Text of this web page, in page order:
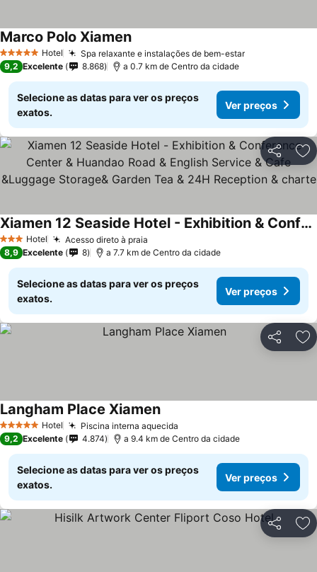
5 Estrelas Hotel Spa relaxante e instalações de bem-estar
Marco Polo Xiamen
9,2 Excelente 8.868 a 0.7 km de Centro da cidade
Selecione as datas para ver os preços
exatos.
Ver preços
Partilhar
3 EstrelasHotel Acesso direto à praia
Xiamen 12 Seaside Hotel - Exhibition & Conference Center & Huandao Road & English Service & Cafe &Luggage Storage& Garden Tea & 24H Reception & charte
8,9 Excelente 8 a 7.7 km de Centro da cidade
Selecione as datas para ver os preços
exatos.
Ver preços
Partilhar
5 Estrelas Hotel Piscina interna aquecida
Langham Place Xiamen
9,2 Excelente 4.874 a 9.4 km de Centro da cidade
Selecione as datas para ver os preços
exatos.
Ver preços
Partilhar